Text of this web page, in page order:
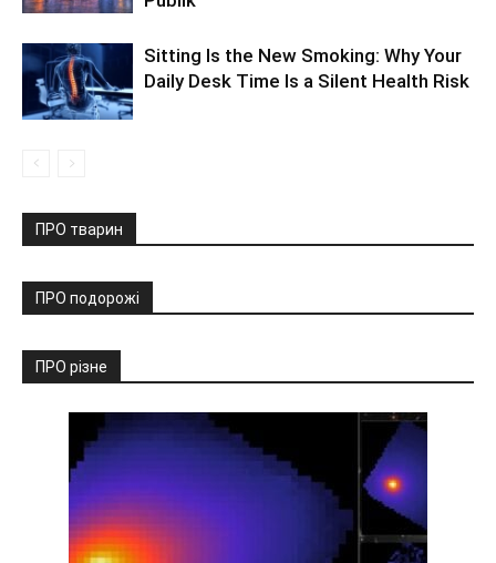
Sitting Is the New Smoking: Why Your
Daily Desk Time Is a Silent Health Risk
ПРО тварин
ПРО подорожі
ПРО різне